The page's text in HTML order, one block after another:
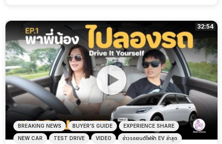
32:54
BREAKING NEWS BUYER'S GUIDE EXPERIENCE SHARE
NEW CAR TEST DRIVE VIDEO ข่าวรถยนต์ไฟฟ้า EV ล่าสุด